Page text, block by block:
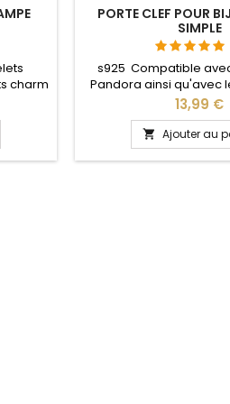
charm
de
PORTE CLEF POUR
SIMPLE
s925 Compatible
Pandora ainsi qu'avec
notre site idéal pour :
Valentin, anniversaire,
mariage L'ouverture
se fait au niveau
Prix
13,99 €
 Ajouter au